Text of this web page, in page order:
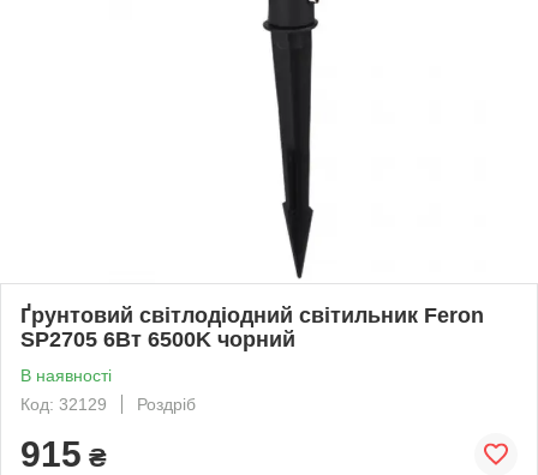
Ґрунтовий світлодіодний світильник Feron
SP2705 6Вт 6500K чорний
В наявності
Код: 32129
Роздріб
915 ₴